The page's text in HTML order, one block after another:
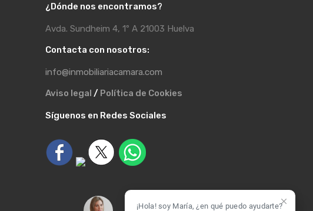
¿Dónde nos encontramos?
Avda. Sundheim 4, 1º A 21003 Huelva
Contacta con nosotros:
info@inmobiliariacamara.com
Aviso legal / Política de Cookies
Síguenos en Redes Sociales
¡Hola! soy María, ¿en qué puedo ayudarte?